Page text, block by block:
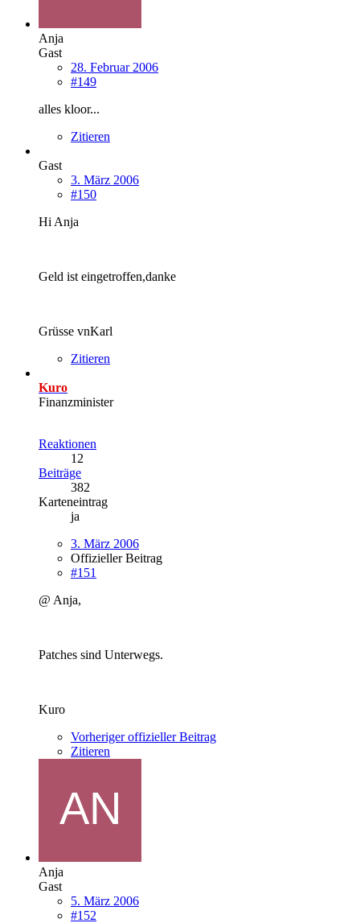
Anja
Gast
28. Februar 2006
#149
alles kloor...
Zitieren
Gast
3. März 2006
#150
Hi Anja
Geld ist eingetroffen,danke
Grüsse vnKarl
Zitieren
Kuro
Finanzminister
Reaktionen
12
Beiträge
382
Karteneintrag
ja
3. März 2006
Offizieller Beitrag
#151
@ Anja,
Patches sind Unterwegs.
Kuro
Vorheriger offizieller Beitrag
Zitieren
Anja
Gast
5. März 2006
#152